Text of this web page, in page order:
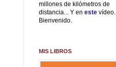
millones de kilómetros de
distancia... Y en este vídeo.
Bienvenido.
MIS LIBROS